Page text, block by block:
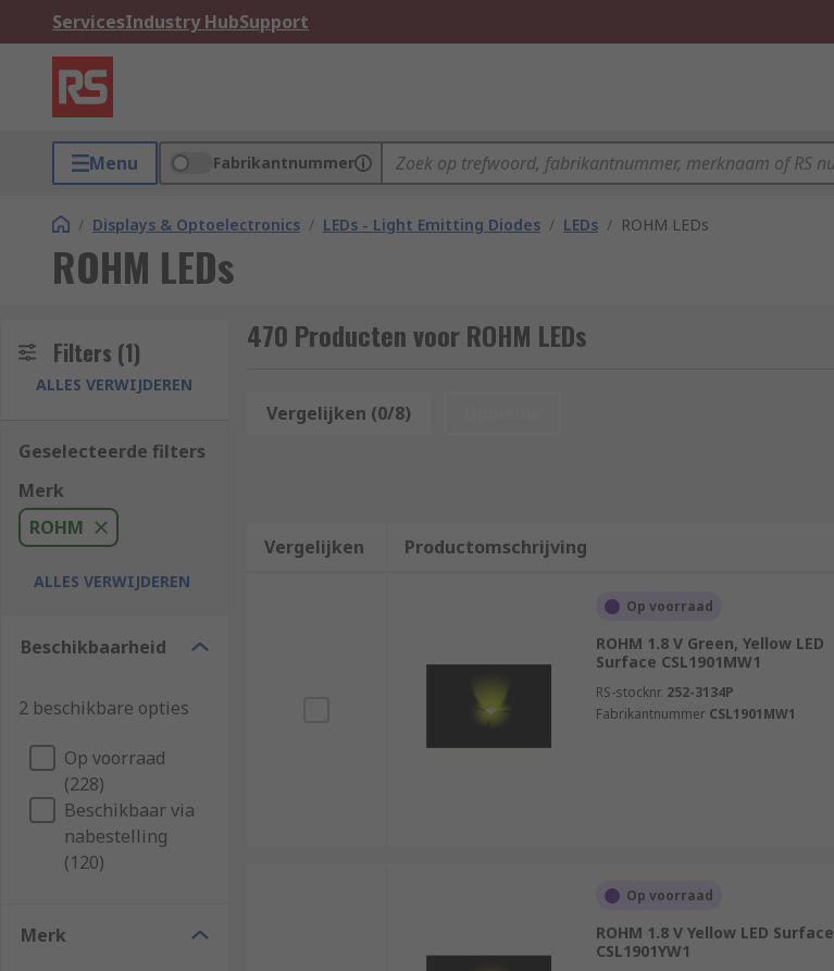
ServicesIndustry HubSupport
Menu Fabrikantnummer
/ Displays & Optoelectronics / LEDs - Light Emitting Diodes / LEDs / ROHM LEDs
ROHM LEDs
Filters (1)
ALLES VERWIJDEREN
Geselecteerde filters
Merk
ROHM
ALLES VERWIJDEREN
Beschikbaarheid
2 beschikbare opties
Op voorraad
(228)
Beschikbaar via
nabestelling
(120)
Merk
470 Producten voor ROHM LEDs
Vergelijken (0/8)
Vergelijken Productomschrijving
Op voorraad
ROHM 1.8 V Green, Yellow LED
Surface CSL1901MW1
RS-stocknr. 252-3134P
Fabrikantnummer CSL1901MW1
Op voorraad
ROHM 1.8 V Yellow LED Surface
CSL1901YW1